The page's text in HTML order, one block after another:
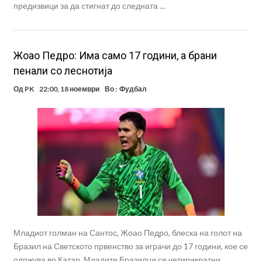
предизвици за да стигнат до следната …
Жоао Педро: Има само 17 години, а брани
пенали со леснотија
Од PK 22:00, 18 ноември Во : Фудбал
Младиот голман на Сантос, Жоао Педро, блеска на голот на
Бразил на Светското првенство за играчи до 17 години, кое се